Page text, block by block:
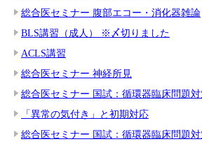
総合医セミナー 腹部エコー・消化器雑論
BLS講習（成人） ※〆切りました
ACLS講習
総合医セミナー 神経所見
総合医セミナー 国試：循環器臨床問題
「異常の気付き」と初期対応
総合医セミナー 国試：循環器臨床問題